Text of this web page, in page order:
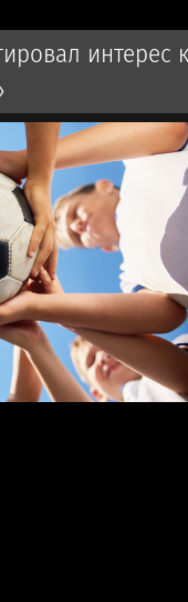
интерес к